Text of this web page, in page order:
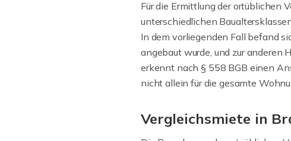
Für die Ermittlung der ortüblichen
unterschiedlichen
In dem vorliegenden Fall befand
angebaut wurde, und zur anderen
erkennt nach § 558 BGB einen
nicht allein für die gesamte
Vergleichsmiete in